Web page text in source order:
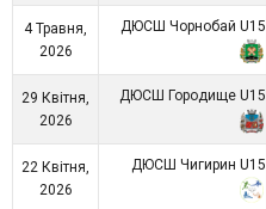
4 Травня,
2026
ДЮСШ Чорнобай U15
29 Квітня,
2026
ДЮСШ Городище U15
22 Квітня,
2026
ДЮСШ Чигирин U15